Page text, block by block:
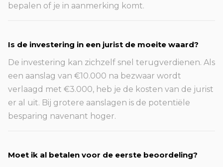
bepalen of je in aanmerking komt.
Is de investering in een jurist de moeite waard?
De investering kan zichzelf snel terugverdienen. Als
een aanslag van €10.000 na bezwaar wordt
verlaagd met €3.000, heb je de kosten van de jurist
er al uit. Bij grotere aanslagen is de potentiële
besparing navenant hoger.
Moet ik al betalen voor de eerste beoordeling?